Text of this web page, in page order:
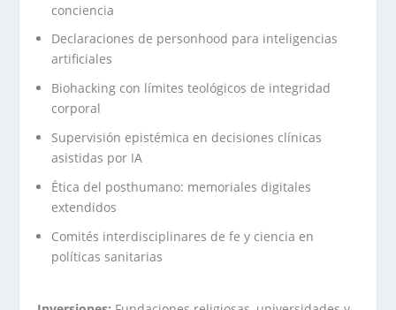
conciencia
Declaraciones de personhood para inteligencias
artificiales
Biohacking con límites teológicos de integridad
corporal
Supervisión epistémica en decisiones clínicas
asistidas por IA
Ética del posthumano: memoriales digitales
extendidos
Comités interdisciplinares de fe y ciencia en
políticas sanitarias